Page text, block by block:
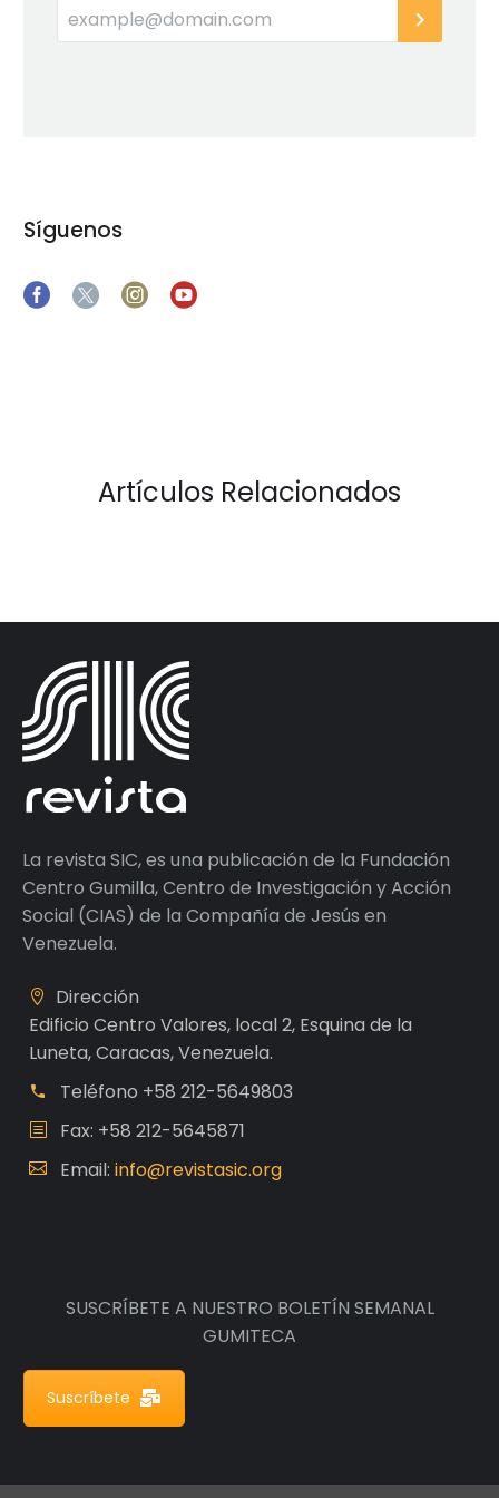
Síguenos
Artículos Relacionados
La revista SIC, es una publicación de la Fundación
Centro Gumilla, Centro de Investigación y Acción
Social (CIAS) de la Compañía de Jesús en
Venezuela.
Dirección
Edificio Centro Valores, local 2, Esquina de la
Luneta, Caracas, Venezuela.
Teléfono +58 212-5649803
Fax: +58 212-5645871
Email: info@revistasic.org
SUSCRÍBETE A NUESTRO BOLETÍN SEMANAL
GUMITECA
Suscríbete